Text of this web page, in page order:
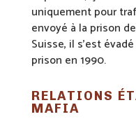
uniquement pour
envoyé à la prison
Suisse, il s’est
prison en 1990.
RELATIONS
MAFIA